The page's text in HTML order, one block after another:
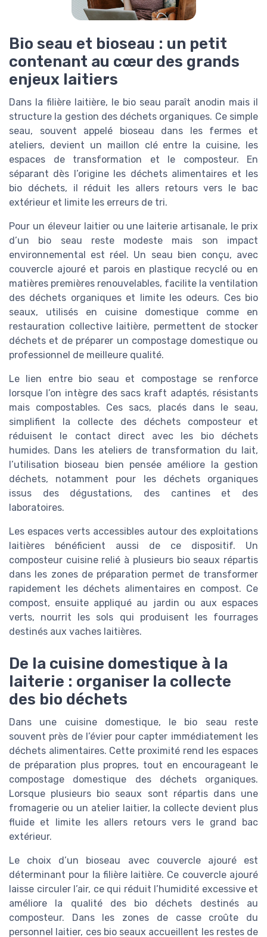
Bio seau et bioseau : un petit
contenant au cœur des grands
enjeux laitiers
Dans la filière laitière, le bio seau paraît anodin mais il
structure la gestion des déchets organiques. Ce simple
seau, souvent appelé bioseau dans les fermes et
ateliers, devient un maillon clé entre la cuisine, les
espaces de transformation et le composteur. En
séparant dès l’origine les déchets alimentaires et les
bio déchets, il réduit les allers retours vers le bac
extérieur et limite les erreurs de tri.
Pour un éleveur laitier ou une laiterie artisanale, le prix
d’un bio seau reste modeste mais son impact
environnemental est réel. Un seau bien conçu, avec
couvercle ajouré et parois en plastique recyclé ou en
matières premières renouvelables, facilite la ventilation
des déchets organiques et limite les odeurs. Ces bio
seaux, utilisés en cuisine domestique comme en
restauration collective laitière, permettent de stocker
déchets et de préparer un compostage domestique ou
professionnel de meilleure qualité.
Le lien entre bio seau et compostage se renforce
lorsque l’on intègre des sacs kraft adaptés, résistants
mais compostables. Ces sacs, placés dans le seau,
simplifient la collecte des déchets composteur et
réduisent le contact direct avec les bio déchets
humides. Dans les ateliers de transformation du lait,
l’utilisation bioseau bien pensée améliore la gestion
déchets, notamment pour les déchets organiques
issus des dégustations, des cantines et des
laboratoires.
Les espaces verts accessibles autour des exploitations
laitières bénéficient aussi de ce dispositif. Un
composteur cuisine relié à plusieurs bio seaux répartis
dans les zones de préparation permet de transformer
rapidement les déchets alimentaires en compost. Ce
compost, ensuite appliqué au jardin ou aux espaces
verts, nourrit les sols qui produisent les fourrages
destinés aux vaches laitières.
De la cuisine domestique à la
laiterie : organiser la collecte
des bio déchets
Dans une cuisine domestique, le bio seau reste
souvent près de l’évier pour capter immédiatement les
déchets alimentaires. Cette proximité rend les espaces
de préparation plus propres, tout en encourageant le
compostage domestique des déchets organiques.
Lorsque plusieurs bio seaux sont répartis dans une
fromagerie ou un atelier laitier, la collecte devient plus
fluide et limite les allers retours vers le grand bac
extérieur.
Le choix d’un bioseau avec couvercle ajouré est
déterminant pour la filière laitière. Ce couvercle ajouré
laisse circuler l’air, ce qui réduit l’humidité excessive et
améliore la qualité des bio déchets destinés au
composteur. Dans les zones de casse croûte du
personnel laitier, ces bio seaux accueillent les restes de